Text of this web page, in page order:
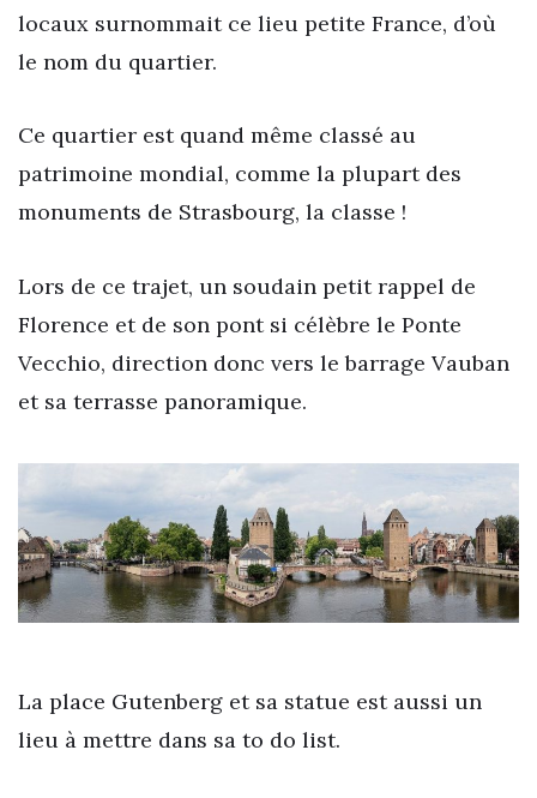
locaux surnommait ce lieu petite France, d’où
le nom du quartier.
Ce quartier est quand même classé au
patrimoine mondial, comme la plupart des
monuments de Strasbourg, la classe !
Lors de ce trajet, un soudain petit rappel de
Florence et de son pont si célèbre le Ponte
Vecchio, direction donc vers le barrage Vauban
et sa terrasse panoramique.
La place Gutenberg et sa statue est aussi un
lieu à mettre dans sa to do list.